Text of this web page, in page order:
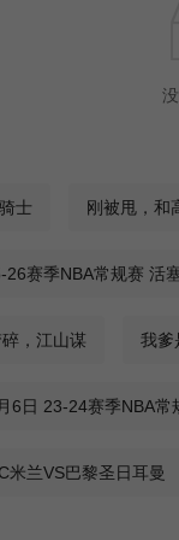
士 刚被甩，和
26赛季NBA常规赛 活
，江山谋 我爹
6日 23-24赛季NBA常
米兰VS巴黎圣日耳曼